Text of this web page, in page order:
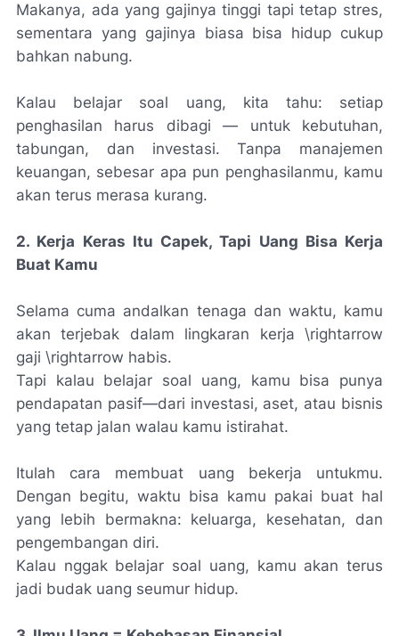
Makanya, ada yang gajinya tinggi tapi tetap stres,
sementara yang gajinya biasa bisa hidup cukup
bahkan nabung.
Kalau belajar soal uang, kita tahu: setiap
penghasilan harus dibagi — untuk kebutuhan,
tabungan, dan investasi. Tanpa manajemen
keuangan, sebesar apa pun penghasilanmu, kamu
akan terus merasa kurang.
2. Kerja Keras Itu Capek, Tapi Uang Bisa Kerja
Buat Kamu
Selama cuma andalkan tenaga dan waktu, kamu
akan terjebak dalam lingkaran kerja \rightarrow
gaji \rightarrow habis.
Tapi kalau belajar soal uang, kamu bisa punya
pendapatan pasif—dari investasi, aset, atau bisnis
yang tetap jalan walau kamu istirahat.
Itulah cara membuat uang bekerja untukmu.
Dengan begitu, waktu bisa kamu pakai buat hal
yang lebih bermakna: keluarga, kesehatan, dan
pengembangan diri.
Kalau nggak belajar soal uang, kamu akan terus
jadi budak uang seumur hidup.